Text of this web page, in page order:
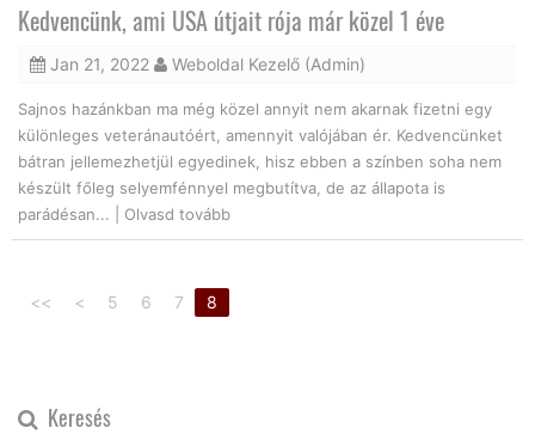
Kedvencünk, ami USA útjait rója már közel 1 éve
Jan 21, 2022 Weboldal Kezelő (Admin)
Sajnos hazánkban ma még közel annyit nem akarnak fizetni egy
különleges veteránautóért, amennyit valójában ér. Kedvencünket
bátran jellemezhetjül egyedinek, hisz ebben a színben soha nem
készült főleg selyemfénnyel megbutítva, de az állapota is
parádésan... | Olvasd tovább
<< < 5 6 7 8
Keresés